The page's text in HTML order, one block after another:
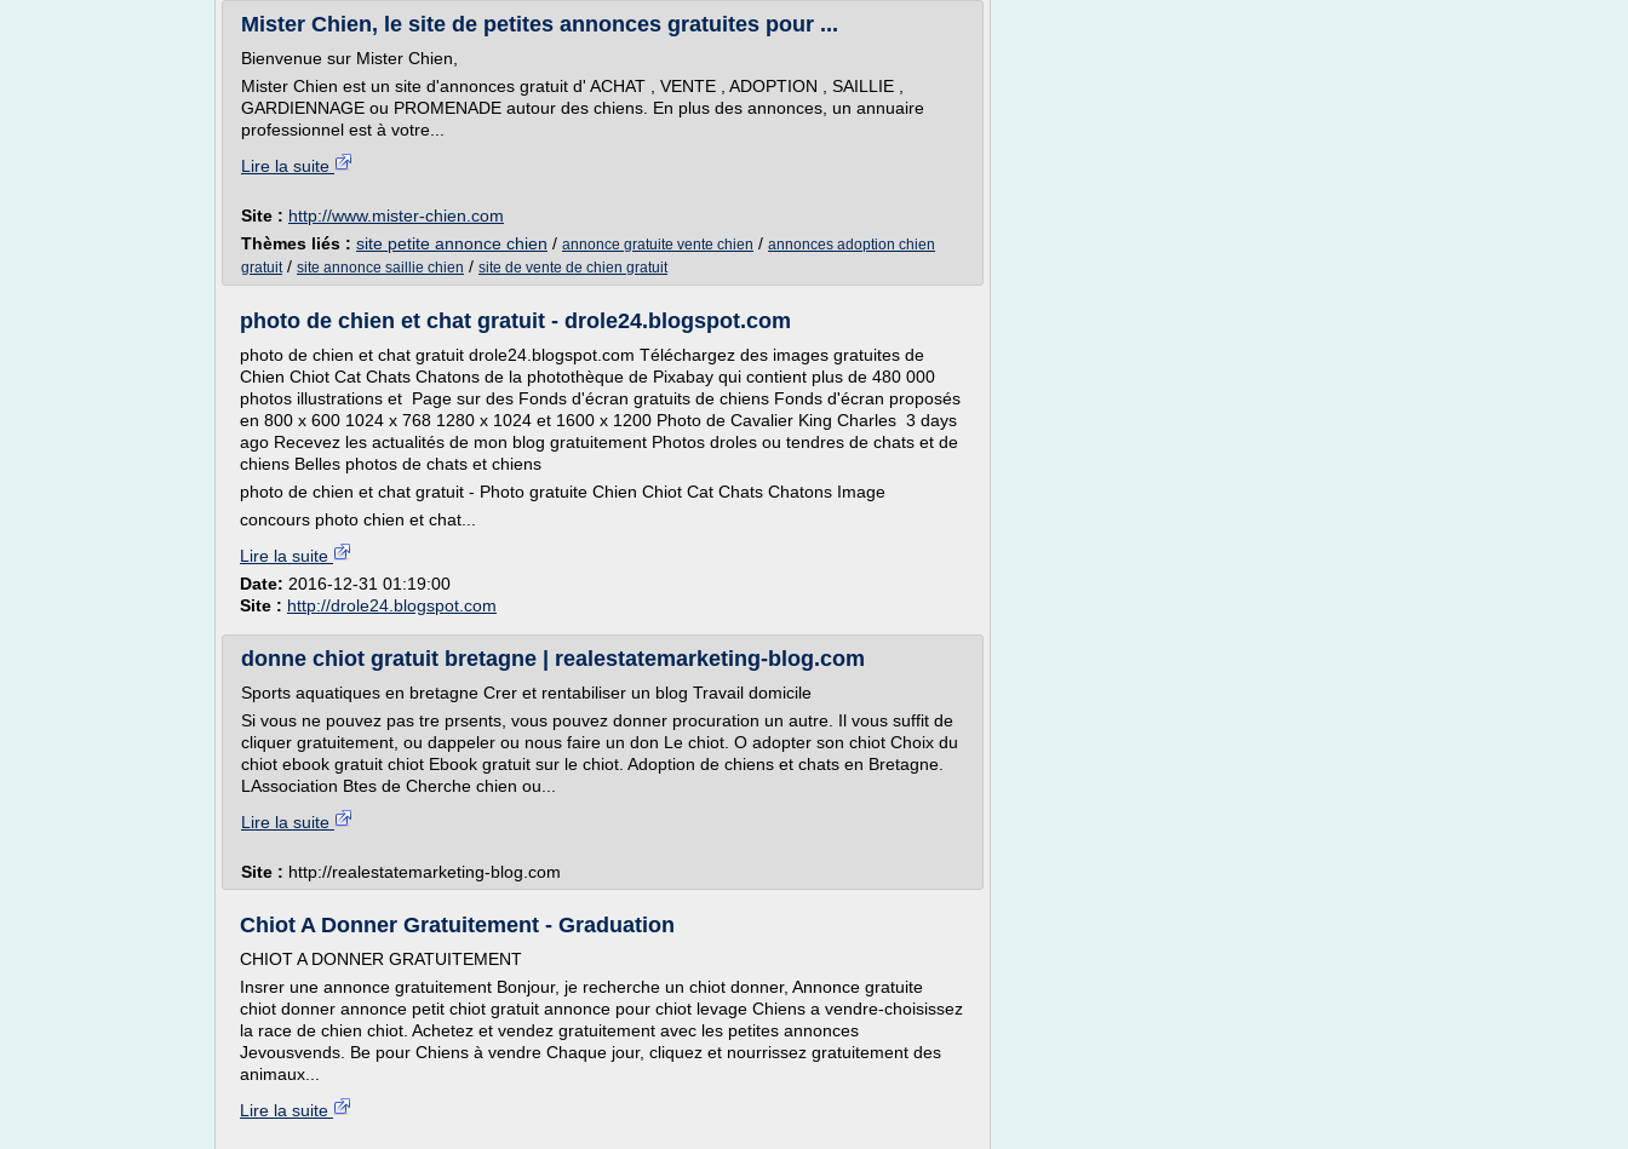
Mister Chien, le site de petites annonces gratuites pour ...
Bienvenue sur Mister Chien,
Mister Chien est un site d'annonces gratuit d' ACHAT , VENTE , ADOPTION , SAILLIE ,
GARDIENNAGE ou PROMENADE autour des chiens. En plus des annonces, un annuaire
professionnel est à votre...
Lire la suite
Site : http://www.mister-chien.com
Thèmes liés : site petite annonce chien / annonce gratuite vente chien / annonces adoption chien
gratuit/ site annonce saillie chien / site de vente de chien gratuit
photo de chien et chat gratuit - drole24.blogspot.com
photo de chien et chat gratuit drole24.blogspot.com Téléchargez des images gratuites de
Chien Chiot Cat Chats Chatons de la photothèque de Pixabay qui contient plus de 480 000
photos illustrations et Page sur des Fonds d'écran gratuits de chiens Fonds d'écran proposés
en 800 x 600 1024 x 768 1280 x 1024 et 1600 x 1200 Photo de Cavalier King Charles 3 days
ago Recevez les actualités de mon blog gratuitement Photos droles ou tendres de chats et de
chiens Belles photos de chats et chiens
photo de chien et chat gratuit - Photo gratuite Chien Chiot Cat Chats Chatons Image
concours photo chien et chat...
Lire la suite
Date: 2016-12-31 01:19:00
Site : http://drole24.blogspot.com
donne chiot gratuit bretagne | realestatemarketing-blog.com
Sports aquatiques en bretagne Crer et rentabiliser un blog Travail domicile
Si vous ne pouvez pas tre prsents, vous pouvez donner procuration un autre. Il vous suffit de
cliquer gratuitement, ou dappeler ou nous faire un don Le chiot. O adopter son chiot Choix du
chiot ebook gratuit chiot Ebook gratuit sur le chiot. Adoption de chiens et chats en Bretagne.
LAssociation Btes de Cherche chien ou...
Lire la suite
Site : http://realestatemarketing-blog.com
Chiot A Donner Gratuitement - Graduation
CHIOT A DONNER GRATUITEMENT
Insrer une annonce gratuitement Bonjour, je recherche un chiot donner, Annonce gratuite
chiot donner annonce petit chiot gratuit annonce pour chiot levage Chiens a vendre-choisissez
la race de chien chiot. Achetez et vendez gratuitement avec les petites annonces
Jevousvends. Be pour Chiens à vendre Chaque jour, cliquez et nourrissez gratuitement des
animaux...
Lire la suite